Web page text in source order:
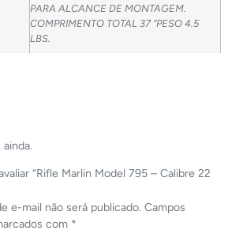
PARA ALCANCE DE MONTAGEM.
COMPRIMENTO TOTAL 37 “PESO 4.5
LBS.
“Rifle Marlin Model 795 – Calibre 22
e-mail não será publicado. Campos
com *